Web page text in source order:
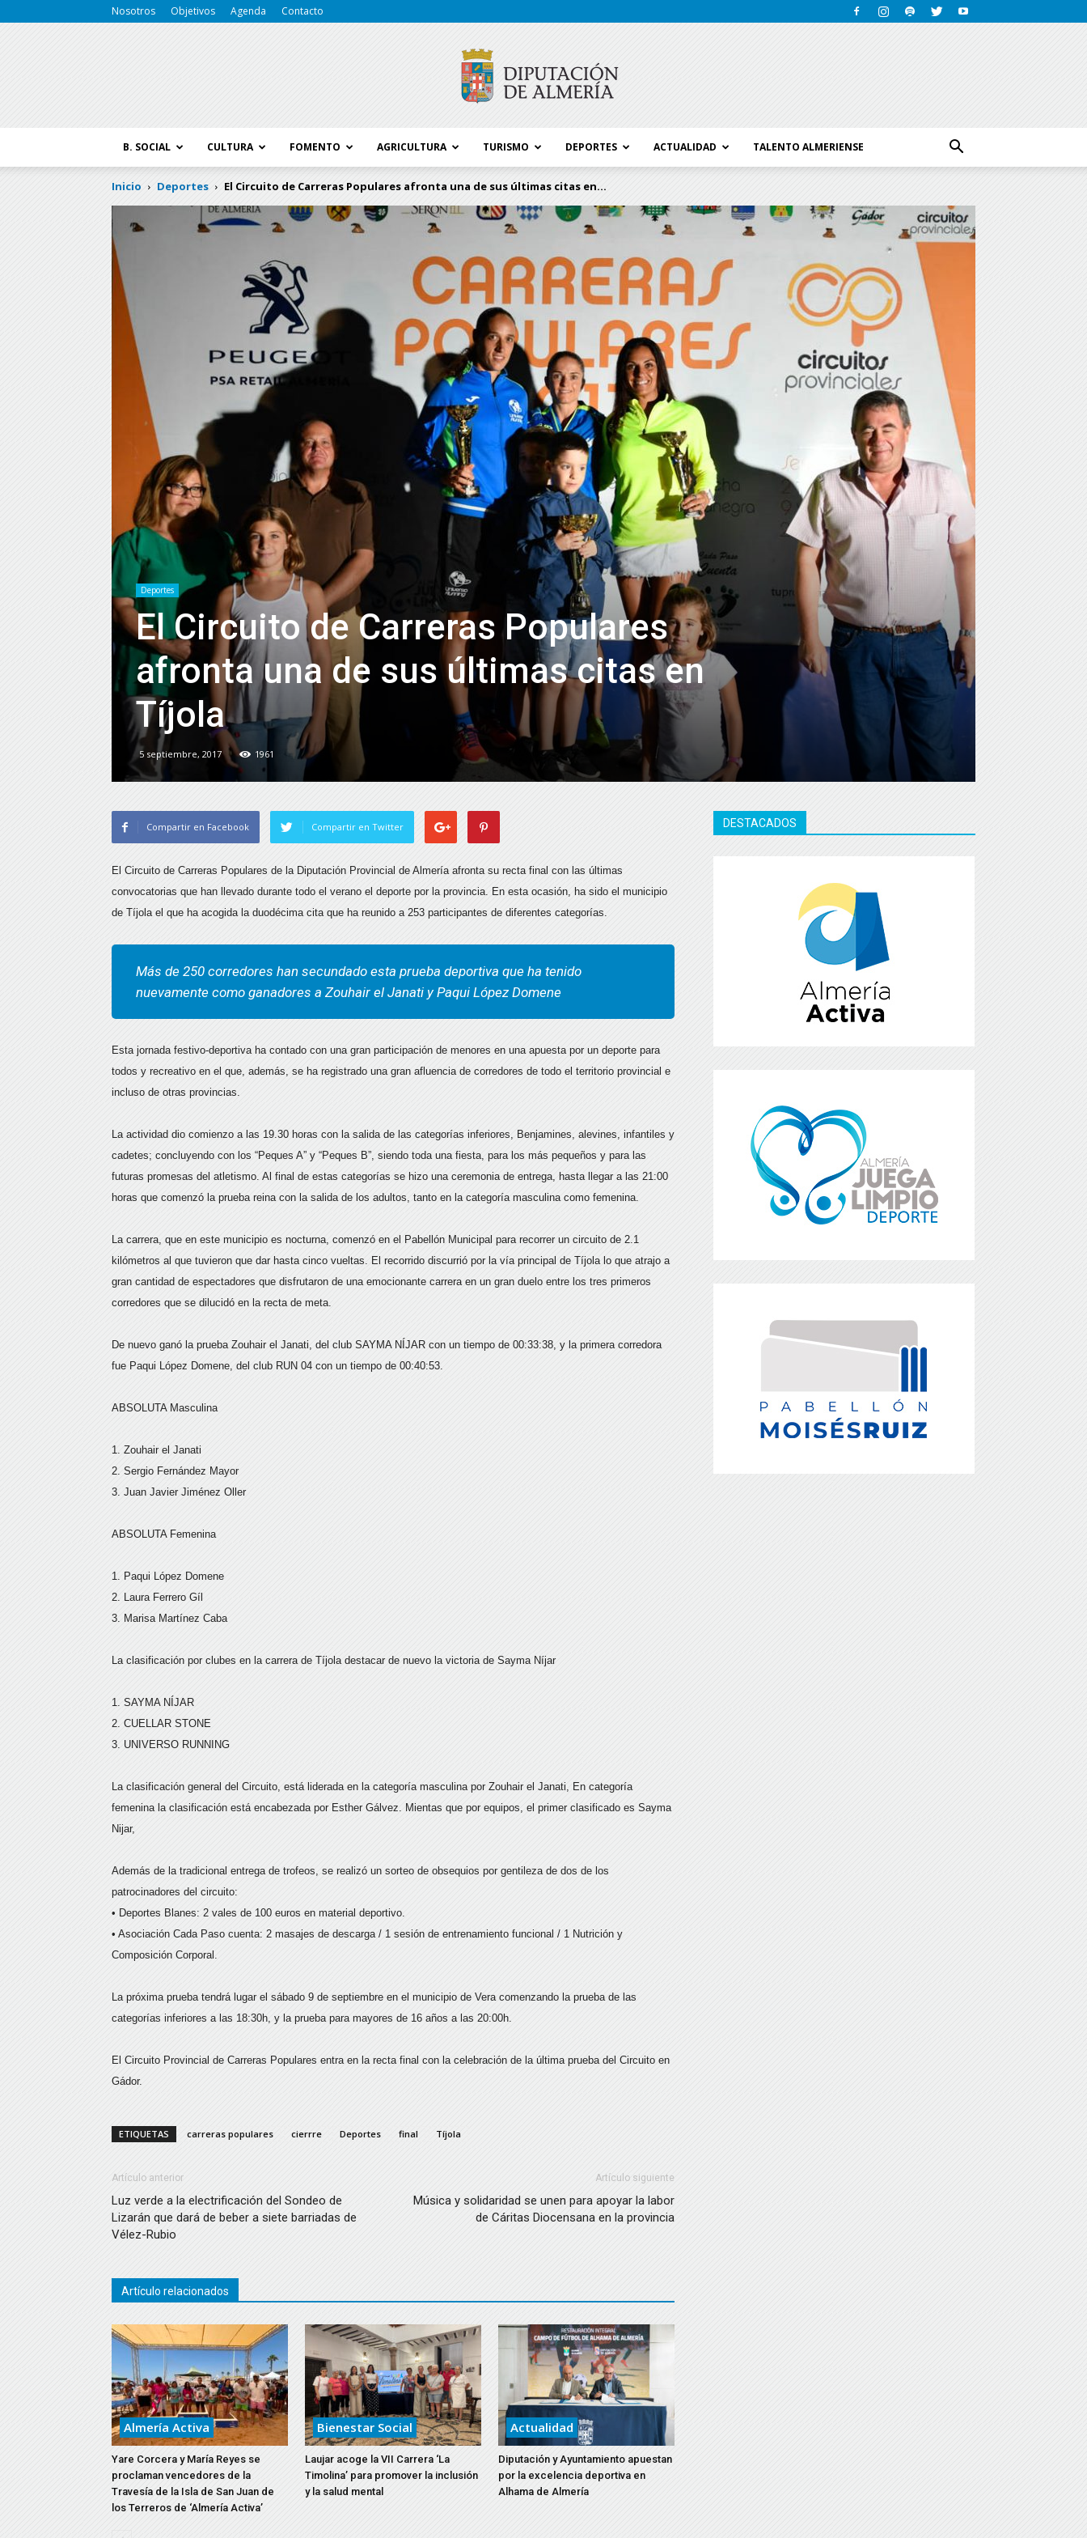
Nosotros Objetivos Agenda Contacto
Diputación
de
Almería
B. SOCIAL CULTURA FOMENTO AGRICULTURA TURISMO DEPORTES ACTUALIDAD TALENTO ALMERIENSE
Inicio Deportes El Circuito de Carreras Populares afronta una de sus últimas citas en...
Deportes
El Circuito de Carreras Populares
afronta una de sus últimas citas en
Tíjola
5 septiembre, 2017 1961
Compartir en Facebook Compartir en Twitter
El Circuito de Carreras Populares de la Diputación Provincial de Almería afronta su recta final con las últimas
convocatorias que han llevado durante todo el verano el deporte por la provincia. En esta ocasión, ha sido el municipio
de Tíjola el que ha acogida la duodécima cita que ha reunido a 253 participantes de diferentes categorías.
Más de 250 corredores han secundado esta prueba deportiva que ha tenido
nuevamente como ganadores a Zouhair el Janati y Paqui López Domene
Esta jornada festivo-deportiva ha contado con una gran participación de menores en una apuesta por un deporte para
todos y recreativo en el que, además, se ha registrado una gran afluencia de corredores de todo el territorio provincial e
incluso de otras provincias.
La actividad dio comienzo a las 19.30 horas con la salida de las categorías inferiores, Benjamines, alevines, infantiles y
cadetes; concluyendo con los “Peques A” y “Peques B”, siendo toda una fiesta, para los más pequeños y para las
futuras promesas del atletismo. Al final de estas categorías se hizo una ceremonia de entrega, hasta llegar a las 21:00
horas que comenzó la prueba reina con la salida de los adultos, tanto en la categoría masculina como femenina.
La carrera, que en este municipio es nocturna, comenzó en el Pabellón Municipal para recorrer un circuito de 2.1
kilómetros al que tuvieron que dar hasta cinco vueltas. El recorrido discurrió por la vía principal de Tíjola lo que atrajo a
gran cantidad de espectadores que disfrutaron de una emocionante carrera en un gran duelo entre los tres primeros
corredores que se dilucidó en la recta de meta.
De nuevo ganó la prueba Zouhair el Janati, del club SAYMA NÍJAR con un tiempo de 00:33:38, y la primera corredora
fue Paqui López Domene, del club RUN 04 con un tiempo de 00:40:53.
ABSOLUTA Masculina
1. Zouhair el Janati
2. Sergio Fernández Mayor
3. Juan Javier Jiménez Oller
ABSOLUTA Femenina
1. Paqui López Domene
2. Laura Ferrero Gíl
3. Marisa Martínez Caba
La clasificación por clubes en la carrera de Tíjola destacar de nuevo la victoria de Sayma Níjar
1. SAYMA NÍJAR
2. CUELLAR STONE
3. UNIVERSO RUNNING
La clasificación general del Circuito, está liderada en la categoría masculina por Zouhair el Janati, En categoría
femenina la clasificación está encabezada por Esther Gálvez. Mientas que por equipos, el primer clasificado es Sayma
Nijar,
Además de la tradicional entrega de trofeos, se realizó un sorteo de obsequios por gentileza de dos de los
patrocinadores del circuito:
• Deportes Blanes: 2 vales de 100 euros en material deportivo.
• Asociación Cada Paso cuenta: 2 masajes de descarga / 1 sesión de entrenamiento funcional / 1 Nutrición y
Composición Corporal.
La próxima prueba tendrá lugar el sábado 9 de septiembre en el municipio de Vera comenzando la prueba de las
categorías inferiores a las 18:30h, y la prueba para mayores de 16 años a las 20:00h.
El Circuito Provincial de Carreras Populares entra en la recta final con la celebración de la última prueba del Circuito en
Gádor.
ETIQUETAS carreras populares cierrre Deportes final Tíjola
Artículo anterior
Luz verde a la electrificación del Sondeo de
Lizarán que dará de beber a siete barriadas de
Vélez-Rubio
Artículo siguiente
Música y solidaridad se unen para apoyar la labor
de Cáritas Diocensana en la provincia
Artículo relacionados
Almería Activa
Yare Corcera y María Reyes se
proclaman vencedores de la
Travesía de la Isla de San Juan de
los Terreros de ‘Almería Activa’
Bienestar Social
Laujar acoge la VII Carrera ‘La
Timolina’ para promover la inclusión
y la salud mental
Actualidad
Diputación y Ayuntamiento apuestan
por la excelencia deportiva en
Alhama de Almería
DESTACADOS